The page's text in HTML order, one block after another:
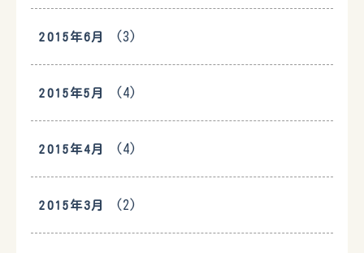
2015年6月 (3)
2015年5月 (4)
2015年4月 (4)
2015年3月 (2)